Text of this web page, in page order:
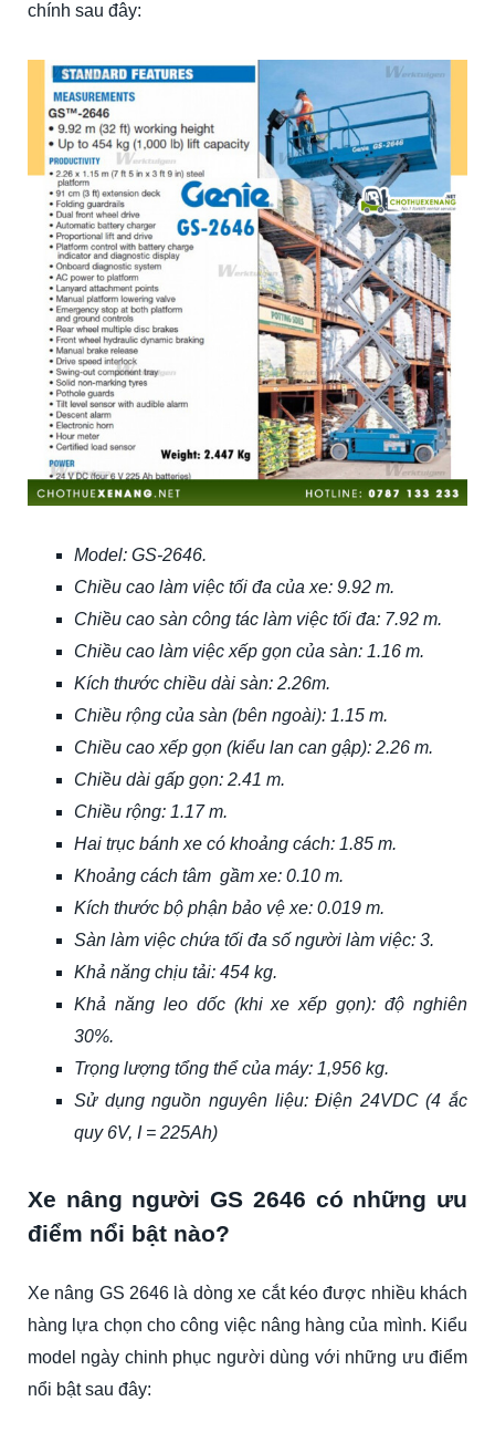
chính sau đây:
Model: GS-2646.
Chiều cao làm việc tối đa của xe: 9.92 m.
Chiều cao sàn công tác làm việc tối đa: 7.92 m.
Chiều cao làm việc xếp gọn của sàn: 1.16 m.
Kích thước chiều dài sàn: 2.26m.
Chiều rộng của sàn (bên ngoài): 1.15 m.
Chiều cao xếp gọn (kiểu lan can gập): 2.26 m.
Chiều dài gấp gọn: 2.41 m.
Chiều rộng: 1.17 m.
Hai trục bánh xe có khoảng cách: 1.85 m.
Khoảng cách tâm gầm xe: 0.10 m.
Kích thước bộ phận bảo vệ xe: 0.019 m.
Sàn làm việc chứa tối đa số người làm việc: 3.
Khả năng chịu tải: 454 kg.
Khả năng leo dốc (khi xe xếp gọn): độ nghiên
30%.
Trọng lượng tổng thể của máy: 1,956 kg.
Sử dụng nguồn nguyên liệu: Điện 24VDC (4 ắc
quy 6V, I = 225Ah)
Xe nâng người GS 2646 có những ưu
điểm nổi bật nào?
Xe nâng GS 2646 là dòng xe cắt kéo được nhiều khách
hàng lựa chọn cho công việc nâng hàng của mình. Kiểu
model ngày chinh phục người dùng với những ưu điểm
nổi bật sau đây: